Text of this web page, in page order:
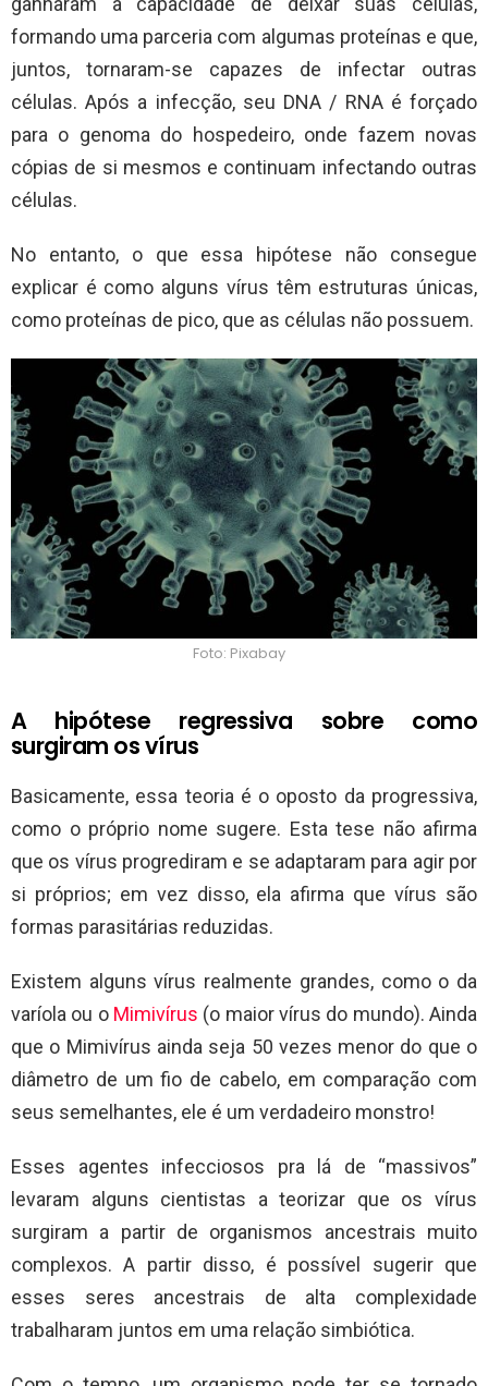
formando uma parceria com algumas proteínas e que,
juntos, tornaram-se capazes de infectar outras
células. Após a infecção, seu DNA / RNA é forçado
para o genoma do hospedeiro, onde fazem novas
cópias de si mesmos e continuam infectando outras
células.
No entanto, o que essa hipótese não consegue
explicar é como alguns vírus têm estruturas únicas,
como proteínas de pico, que as células não possuem.
Foto: Pixabay
A hipótese regressiva sobre como
surgiram os vírus
Basicamente, essa teoria é o oposto da progressiva,
como o próprio nome sugere. Esta tese não afirma
que os vírus progrediram e se adaptaram para agir por
si próprios; em vez disso, ela afirma que vírus são
formas parasitárias reduzidas.
Existem alguns vírus realmente grandes, como o da
varíola ou o Mimivírus (o maior vírus do mundo). Ainda
que o Mimivírus ainda seja 50 vezes menor do que o
diâmetro de um fio de cabelo, em comparação com
seus semelhantes, ele é um verdadeiro monstro!
Esses agentes infecciosos pra lá de “massivos”
levaram alguns cientistas a teorizar que os vírus
surgiram a partir de organismos ancestrais muito
complexos. A partir disso, é possível sugerir que
esses seres ancestrais de alta complexidade
trabalharam juntos em uma relação simbiótica.